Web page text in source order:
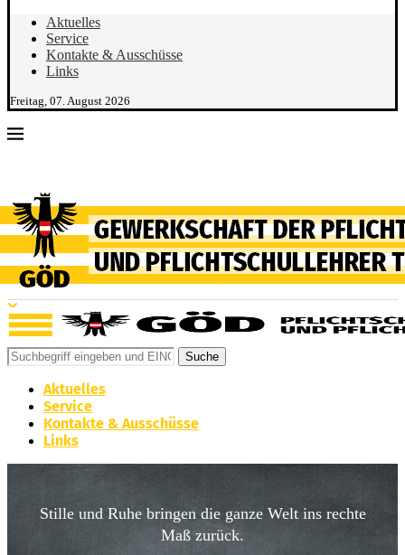
Aktuelles
Service
Kontakte & Ausschüsse
Links
Freitag, 07. August 2026
Suche
Aktuelles
Service
Kontakte & Ausschüsse
Links
Stille und Ruhe bringen die ganze Welt ins rechte
Maß zurück.